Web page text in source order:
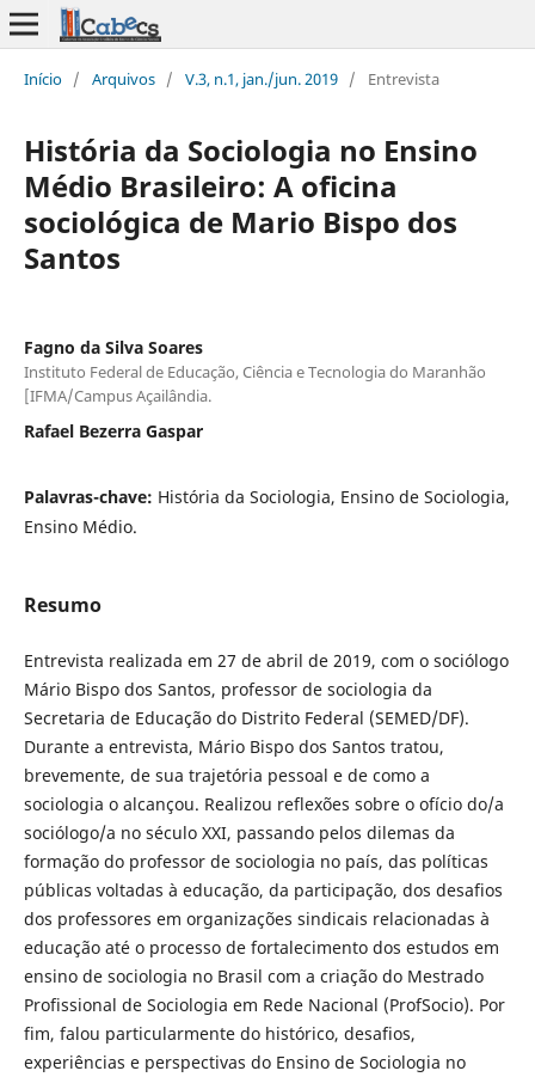
Início / Arquivos / V.3, n.1, jan./jun. 2019 / Entrevista
História da Sociologia no Ensino
Médio Brasileiro: A oficina
sociológica de Mario Bispo dos
Santos
Fagno da Silva Soares
Instituto Federal de Educação, Ciência e Tecnologia do Maranhão
[IFMA/Campus Açailândia.
Rafael Bezerra Gaspar
Palavras-chave: História da Sociologia, Ensino de Sociologia,
Ensino Médio.
Resumo
Entrevista realizada em 27 de abril de 2019, com o sociólogo
Mário Bispo dos Santos, professor de sociologia da
Secretaria de Educação do Distrito Federal (SEMED/DF).
Durante a entrevista, Mário Bispo dos Santos tratou,
brevemente, de sua trajetória pessoal e de como a
sociologia o alcançou. Realizou reflexões sobre o ofício do/a
sociólogo/a no século XXI, passando pelos dilemas da
formação do professor de sociologia no país, das políticas
públicas voltadas à educação, da participação, dos desafios
dos professores em organizações sindicais relacionadas à
educação até o processo de fortalecimento dos estudos em
ensino de sociologia no Brasil com a criação do Mestrado
Profissional de Sociologia em Rede Nacional (ProfSocio). Por
fim, falou particularmente do histórico, desafios,
experiências e perspectivas do Ensino de Sociologia no